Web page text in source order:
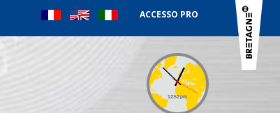
ACCESSO PRO